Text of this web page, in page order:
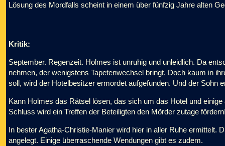
Lösung des Mordfalls scheint in einem über fünfzig Jahre alten
Kritik:
September. Regenzeit. Holmes ist unruhig und unleidlich. Da
nehmen, der wenigstens Tapetenwechsel bringt. Doch kaum in
soll, wird der Hotelbesitzer ermordet aufgefunden. Und der Sohn
Kann Holmes das Rätsel lösen, das sich um das Hotel und
Schluss wird ein Treffen der Beteiligten den Mörder zutage
In bester Agatha-Christie-Manier wird hier in aller Ruhe ermittelt.
angelegt. Einige überraschende Wendungen gibt es zudem.